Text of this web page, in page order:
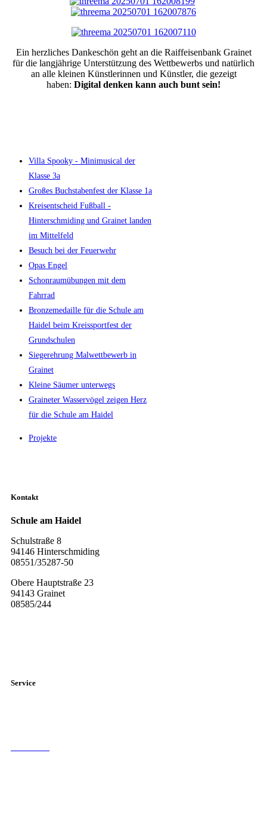
Ein herzliches Dankeschön geht an die Raiffeisenbank Grainet
für die langjährige Unterstützung des Wettbewerbs und natürlich
an alle kleinen Künstlerinnen und Künstler, die gezeigt
haben: Digital denken kann auch bunt sein!
Villa Spooky - Minimusical der
Klasse 3a
Großes Buchstabenfest der Klasse 1a
Kreisentscheid Fußball -
Hinterschmiding und Grainet landen
im Mittelfeld
Besuch bei der Feuerwehr
Opas Engel
Schonraumübungen mit dem
Fahrrad
Bronzemedaille für die Schule am
Haidel beim Kreissportfest der
Grundschulen
Siegerehrung Malwettbewerb in
Grainet
Kleine Säumer unterwegs
Graineter Wasservögel zeigen Herz
für die Schule am Haidel
Projekte
Kontakt
Schule am Haidel
Schulstraße 8
94146 Hinterschmiding
08551/35287-50
Obere Hauptstraße 23
94143 Grainet
08585/244
Service